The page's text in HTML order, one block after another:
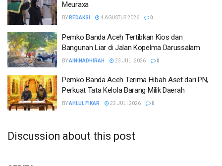
Meuraxa
BY REDAKSI 4 AGUSTUS 2026 0
Pemko Banda Aceh Tertibkan Kios dan
Bangunan Liar di Jalan Kopelma Darussalam
BYAININADHIRAH 23 JULI 2026 0
Pemko Banda Aceh Terima Hibah Aset dari PN,
Perkuat Tata Kelola Barang Milik Daerah
BYAHLUL FIKAR 22 JULI 2026 0
Discussion about this post